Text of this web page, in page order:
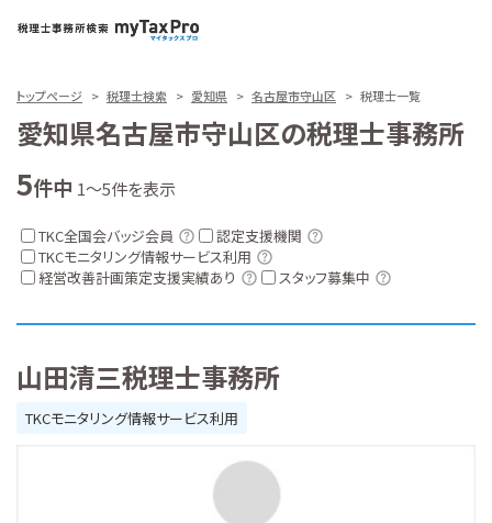
トップページ 税理士検索 愛知県 名古屋市守山区 税理士一覧
愛知県名古屋市守山区の税理士事務所
5件中 1～5件を表示
TKC全国会バッジ会員
認定支援機関
TKCモニタリング情報サービス利用
経営改善計画策定支援実績あり
スタッフ募集中
山田清三税理士事務所
TKCモニタリング情報サービス利用